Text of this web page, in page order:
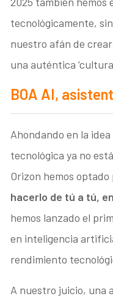
tecnológicamente,
nuestro afán de
una auténtica
BOA AI,
Ahondando en la
tecnológica ya no
Orizon hemos optado
hacerlo de tú a tú,
hemos lanzado el
en inteligencia
rendimiento
A nuestro juicio, una